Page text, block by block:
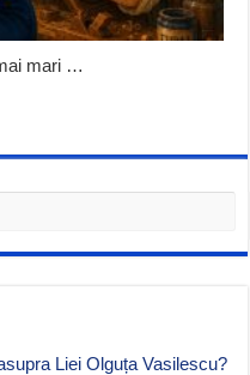
mari …
Liei Olguța Vasilescu?